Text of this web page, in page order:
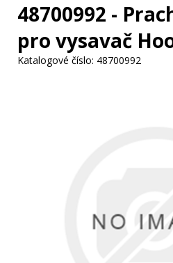
48700992 -
pro vysavač
Katalogové číslo: 48700992